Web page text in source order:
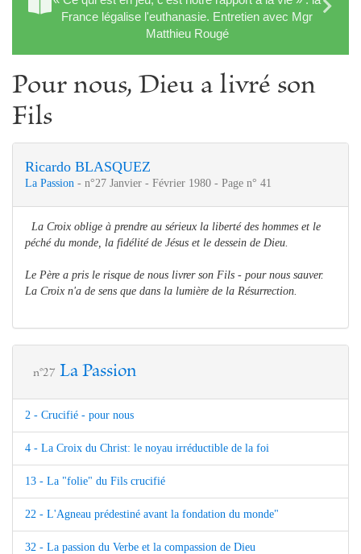
France légalise l'euthanasie. Entretien avec Mgr
Matthieu Rougé
Pour nous, Dieu a livré son
Fils
Ricardo BLASQUEZ
La Passion - n°27 Janvier - Février 1980 - Page n° 41
La Croix oblige à prendre au sérieux la liberté des hommes et le
péché du monde, la fidélité de Jésus et le dessein de Dieu.
Le Père a pris le risque de nous livrer son Fils - pour nous sauver.
La Croix n'a de sens que dans la lumière de la Résurrection.
n°27 La Passion
2 - Crucifié - pour nous
4 - La Croix du Christ: le noyau irréductible de la foi
13 - La "folie" du Fils crucifié
22 - L'Agneau prédestiné avant la fondation du monde"
32 - La passion du Verbe et la compassion de Dieu